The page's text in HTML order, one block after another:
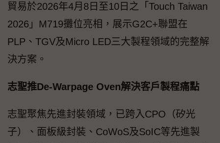
貿易於2026年4月8日至10日之「Touch Taiwan
2026」M719攤位亮相，展示G2C+聯盟在
PLP、TGV及Micro LED三大製程領域的完整解
決方案。
志聖推De-Warpage Oven解決客戶製程痛點
志聖聚焦先進封裝領域，已跨入CPO（矽光
子）、面板級封裝、CoWoS及SoIC等先進製